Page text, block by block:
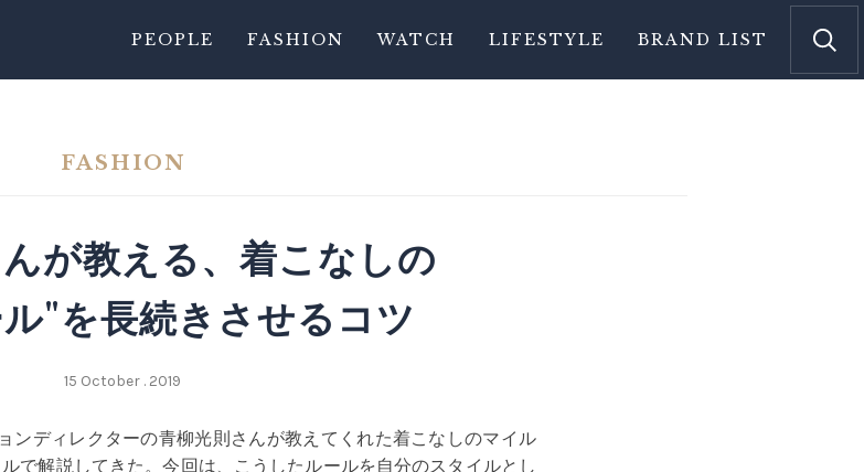
PEOPLE FASHION WATCH LIFESTYLE BRAND LIST
FASHION
が教える、着こなしの
"を長続きさせるコツ
15 October . 2019
ンディレクターの青柳光則さんが教えてくれた着こなしのマイル
で解説してきた。今回は、こうしたルールを自分のスタイルとし